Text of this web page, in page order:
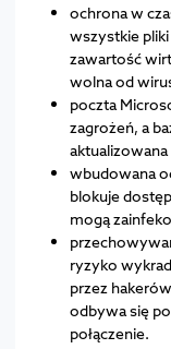
ochrona w
wszystkie
zawartość
wolna od
poczta
zagrożeń, a
wbudowana
blokuje
mogą
ryzyko
przez
odbywa się
połączenie.